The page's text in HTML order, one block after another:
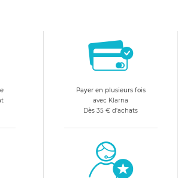
Payer en plusieurs fois
avec Klarna
Dès 35 € d'achats